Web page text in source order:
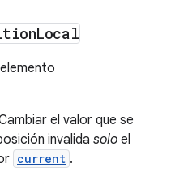
Local
el valor que se
invalida solo el
current .